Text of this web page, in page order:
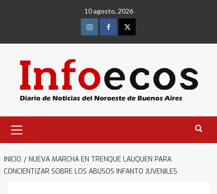
10 agosto, 2026
InstagramFacebookTwitter
primario
INICIO
NUEVA MARCHA EN TRENQUE LAUQUEN PARA
CONCIENTIZAR SOBRE LOS ABUSOS INFANTO JUVENILES